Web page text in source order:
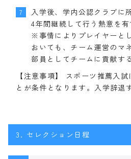
7
入学後、学内公認クラブに
4年間継続して行う熱意を有
※事情によりプレイヤーと
おいても、チーム運営のマ
部員としてチームに貢献す
【注意事項】 スポーツ推薦入
とが条件となります。入学辞退
3. セレクション日程